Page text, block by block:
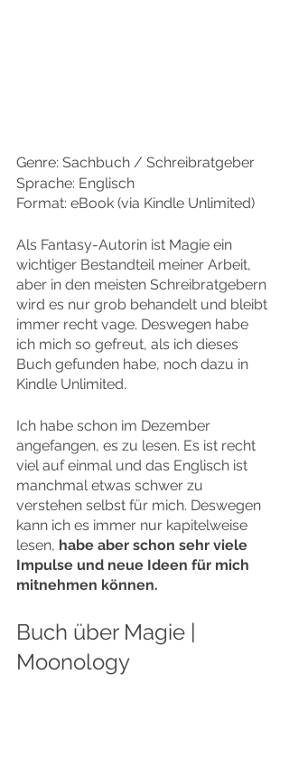
Genre: Sachbuch / Schreibratgeber
Sprache: Englisch
Format: eBook (via Kindle Unlimited)
Als Fantasy-Autorin ist Magie ein
wichtiger Bestandteil meiner Arbeit,
aber in den meisten Schreibratgebern
wird es nur grob behandelt und bleibt
immer recht vage. Deswegen habe
ich mich so gefreut, als ich dieses
Buch gefunden habe, noch dazu in
Kindle Unlimited.
Ich habe schon im Dezember
angefangen, es zu lesen. Es ist recht
viel auf einmal und das Englisch ist
manchmal etwas schwer zu
verstehen selbst für mich. Deswegen
kann ich es immer nur kapitelweise
lesen, habe aber schon sehr viele
Impulse und neue Ideen für mich
mitnehmen können.
Buch über Magie |
Moonology